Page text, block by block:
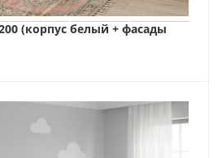
(корпус белый + фасады